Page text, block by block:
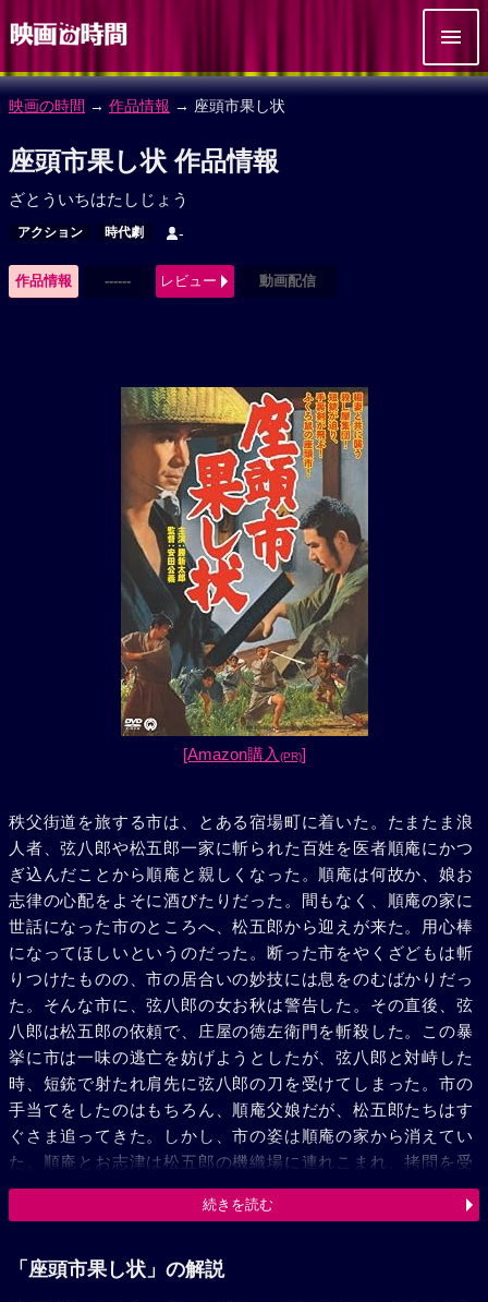
映画の時間 → 作品情報 → 座頭市果し状
座頭市果し状 作品情報
ざとういちはたしじょう
アクション 時代劇 -
作品情報 ------ レビュー 動画配信
[Amazon購入 (PR)]
秩父街道を旅する市は、とある宿場町に着いた。たまたま浪
人者、弦八郎や松五郎一家に斬られた百姓を医者順庵にかつ
ぎ込んだことから順庵と親しくなった。順庵は何故か、娘お
志律の心配をよそに酒びたりだった。間もなく、順庵の家に
世話になった市のところへ、松五郎から迎えが来た。用心棒
になってほしいというのだった。断った市をやくざどもは斬
りつけたものの、市の居合いの妙技には息をのむばかりだっ
た。そんな市に、弦八郎の女お秋は警告した。その直後、弦
八郎は松五郎の依頼で、庄屋の徳左衛門を斬殺した。この暴
挙に市は一味の逃亡を妨げようとしたが、弦八郎と対峙した
時、短銃で射たれ肩先に弦八郎の刀を受けてしまった。市の
手当てをしたのはもちろん、順庵父娘だが、松五郎たちはす
ぐさま追ってきた。しかし、市の姿は順庵の家から消えてい
た。順庵とお志津は松五郎の機織場に連れこまれ、拷問を受
けた。一方姿を隠していた市は知らせを受けて松五郎一家に
乗り込んだ。傷口から血を流し、よろめきながらだったが、
に逃がすと、仕込杖を握り斬って斬って斬りまくった。やが
続きを読む
「座頭市果し状」の解説